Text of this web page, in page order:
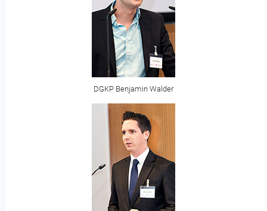
DGKP Benjamin Walder